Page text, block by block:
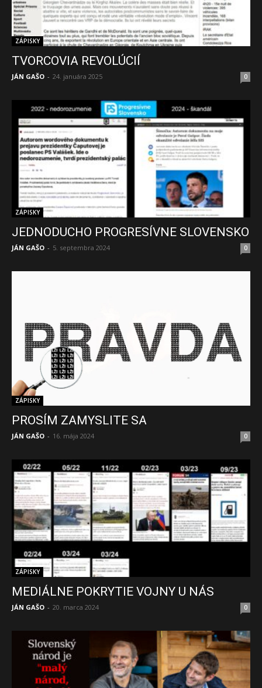
ZÁPISKY
TVORCOVIA REVOLÚCIÍ
JÁN GAŠO - 24. januára 2025 0
ZÁPISKY
JEDNODUCHO PROGRESÍVNE SLOVENSKO
JÁN GAŠO - 5. septembra 2024 0
ZÁPISKY
PROSÍM ZAMYSLITE SA
JÁN GAŠO - 16. mája 2024 0
ZÁPISKY
MEDIÁLNE POKRYTIE VOJNY U NÁS
JÁN GAŠO - 20. marca 2024 0